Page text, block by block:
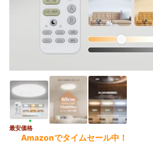
最安価格
Amazonでタイムセール中！